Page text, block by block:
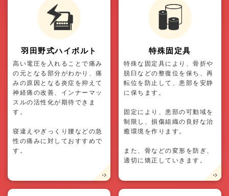
羽田野式ハイボルト
高い電圧を入れることで痛み
の元となる部分がわかり、痛
みの原因となる炎症を抑えて
神経痛の改善、インナーマッ
スルの活性化が期待できま
す。
寝違えやぎっくり腰などの急
性の痛みに対しておすすめで
す。
特殊固定具
特殊な固定具により、骨折や
脱臼などの整復位を保ち、再
転位を防止して、患部を安静
に保ちます。
固定により、患部の可動域を
制限し、損傷組織の良好な治
癒環境を作ります。
また、骨などの変形を防ぎ、
適切に矯正していきます。